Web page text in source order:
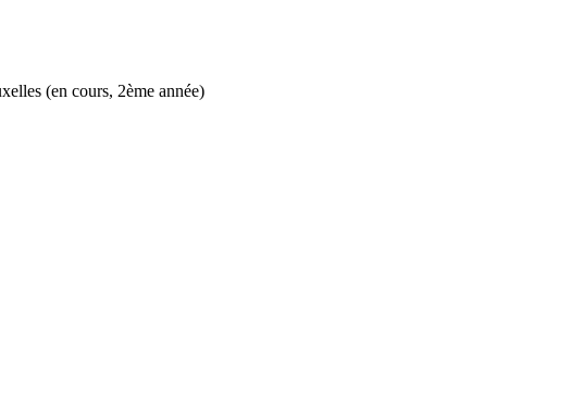
(en cours, 2ème année)